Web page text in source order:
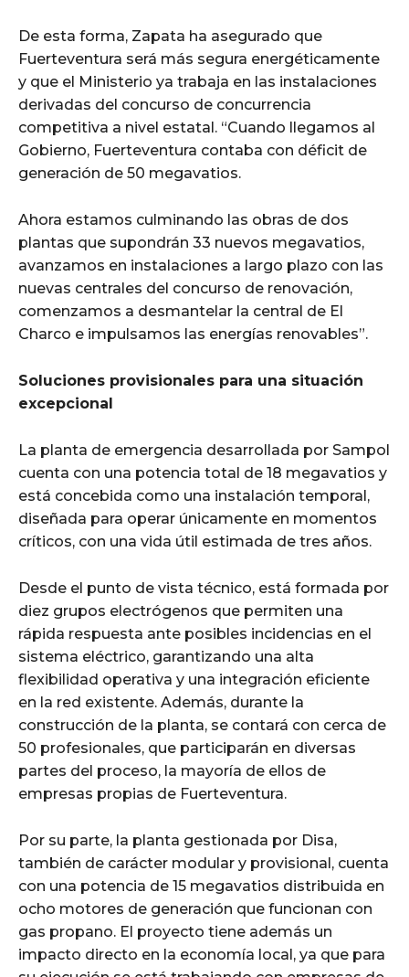
De esta forma, Zapata ha asegurado que
Fuerteventura será más segura energéticamente
y que el Ministerio ya trabaja en las instalaciones
derivadas del concurso de concurrencia
competitiva a nivel estatal. “Cuando llegamos al
Gobierno, Fuerteventura contaba con déficit de
generación de 50 megavatios.
Ahora estamos culminando las obras de dos
plantas que supondrán 33 nuevos megavatios,
avanzamos en instalaciones a largo plazo con las
nuevas centrales del concurso de renovación,
comenzamos a desmantelar la central de El
Charco e impulsamos las energías renovables”.
Soluciones provisionales para una situación
excepcional
La planta de emergencia desarrollada por Sampol
cuenta con una potencia total de 18 megavatios y
está concebida como una instalación temporal,
diseñada para operar únicamente en momentos
críticos, con una vida útil estimada de tres años.
Desde el punto de vista técnico, está formada por
diez grupos electrógenos que permiten una
rápida respuesta ante posibles incidencias en el
sistema eléctrico, garantizando una alta
flexibilidad operativa y una integración eficiente
en la red existente. Además, durante la
construcción de la planta, se contará con cerca de
50 profesionales, que participarán en diversas
partes del proceso, la mayoría de ellos de
empresas propias de Fuerteventura.
Por su parte, la planta gestionada por Disa,
también de carácter modular y provisional, cuenta
con una potencia de 15 megavatios distribuida en
ocho motores de generación que funcionan con
gas propano. El proyecto tiene además un
impacto directo en la economía local, ya que para